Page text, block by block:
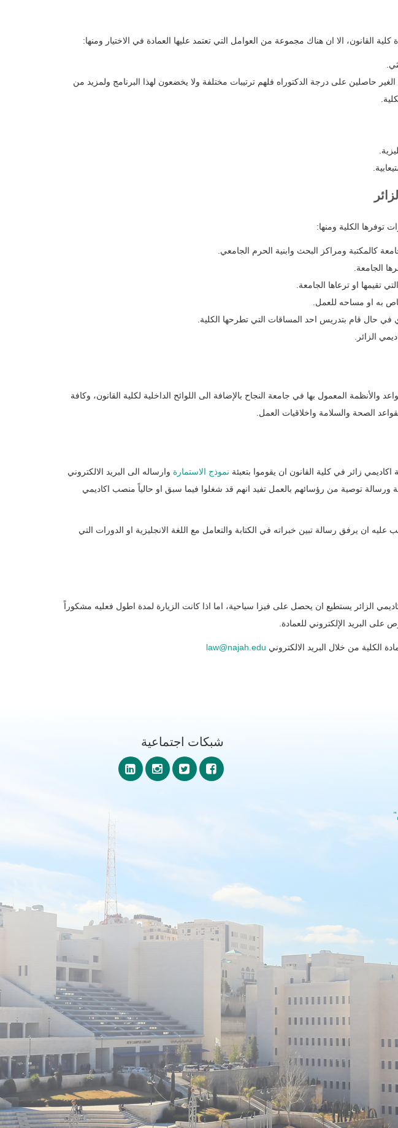
القانون، الا ان هناك مجموعة من العوامل التي تعتمد عليها العمادة في ‏الاختيار ومنها:
الغير حاصلين على درجة الدكتوراه فلهم ترتيبات مختلفة ولا يخضعون لهذا ‏البرنامج ولمزيد من
توفرها الكلية ومنها:‏
كالمكتبة ومراكز البحث وابنية الحرم الجامعي.‏
الجامعة.‏
تقيمها او ترعاها الجامعة.‏
به او مساحه للعمل.‏
حال قام بتدريس احد المساقات التي تطرحها الكلية.‏
الزائر.
والأنظمة المعمول بها في جامعة النجاح بالإضافة الى اللوائح الداخلية ‏لكلية القانون، وكافة
الصحة والسلامة واخلاقيات العمل.
زائر في كلية القانون ان يقوموا بتعبئة نموذج الاستمارة وارساله الى البريد الالكتروني
ورسالة توصية من رؤسائهم بالعمل تفيد ‏انهم قد شغلوا فيما سبق او حالياً منصب اكاديمي
عليه ان يرفق رسالة تبين خبراته في الكتابة والتعامل مع اللغة ‏الانجليزية او الدورات التي
الزائر يستطيع ان يحصل على فيزا سياحية، اما اذا كانت الزيارة لمدة اطول ‏فعليه مشكوراً
على البريد الإلكتروني للعمادة.‏
الكلية من خلال البريد الالكتروني law@najah.edu
شبكات اجتماعية